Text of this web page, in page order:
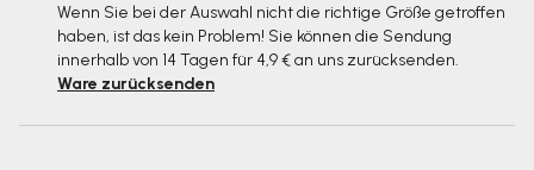
Wenn Sie bei der Auswahl nicht die richtige Größe getroffen
haben, ist das kein Problem! Sie können die Sendung
innerhalb von 14 Tagen für 4,9 € an uns zurücksenden.
Ware zurücksenden